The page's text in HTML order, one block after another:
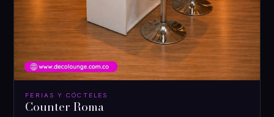
FERIAS Y CÓCTELES
Counter Roma